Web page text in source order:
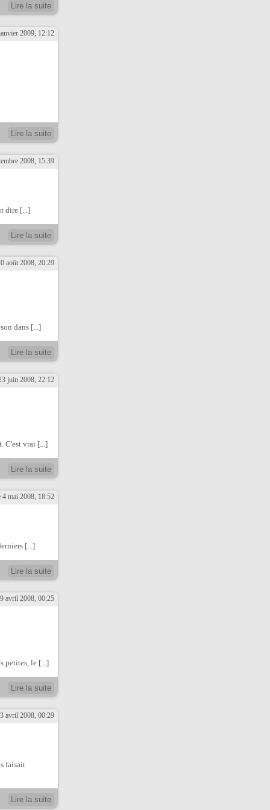
Lire la suite
2009, 12:12
Lire la suite
2008, 15:39
dire [...]
Lire la suite
août 2008, 20:29
dans [...]
Lire la suite
juin 2008, 22:12
C'est vrai [...]
Lire la suite
4 mai 2008, 18:52
[...]
Lire la suite
avril 2008, 00:25
petites, le [...]
Lire la suite
avril 2008, 00:29
faisait
Lire la suite